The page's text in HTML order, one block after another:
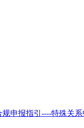
规申报指引----特殊关